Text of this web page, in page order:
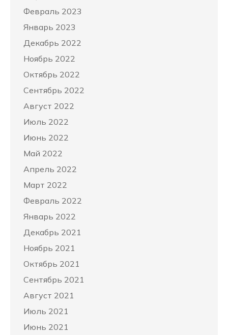
Февраль 2023
Январь 2023
Декабрь 2022
Ноябрь 2022
Октябрь 2022
Сентябрь 2022
Август 2022
Июль 2022
Июнь 2022
Май 2022
Апрель 2022
Март 2022
Февраль 2022
Январь 2022
Декабрь 2021
Ноябрь 2021
Октябрь 2021
Сентябрь 2021
Август 2021
Июль 2021
Июнь 2021